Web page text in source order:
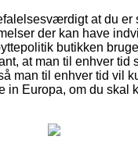
at du er
der kan have
butikken
at man til enhver tid
man til enhver tid vil
in Europa, om du skal